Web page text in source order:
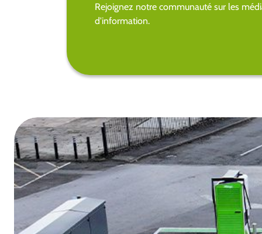
Rejoignez notre communauté sur les
d'information.